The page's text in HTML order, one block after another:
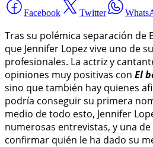
Facebook Twitter
Tras su polémica separación de
que Jennifer Lopez vive uno de
profesionales. La actriz y
opiniones muy positivas con El
sino que también hay quienes
podría conseguir su primera
medio de todo esto, Jennifer
numerosas entrevistas, y una
confirmar quién le ha dado su